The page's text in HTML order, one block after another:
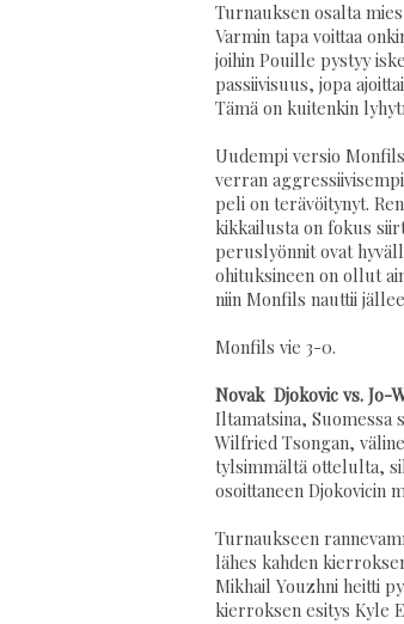
Turnauksen osalta
Varmin tapa voittaa
joihin Pouille pystyy
passiivisuus, jopa
Tämä on kuitenkin
Uudempi versio
verran
peli on terävöitynyt.
kikkailusta on fokus
peruslyönnit ovat
ohituksineen on ollut
niin Monfils nauttii
Monfils vie 3-0.
Novak Djokovic vs. Jo-
Iltamatsina, Suomessa
Wilfried Tsongan,
tylsimmältä ottelulta,
osoittaneen Djokovicin
Turnaukseen
lähes kahden
Mikhail Youzhni heitti
kierroksen esitys Kyle